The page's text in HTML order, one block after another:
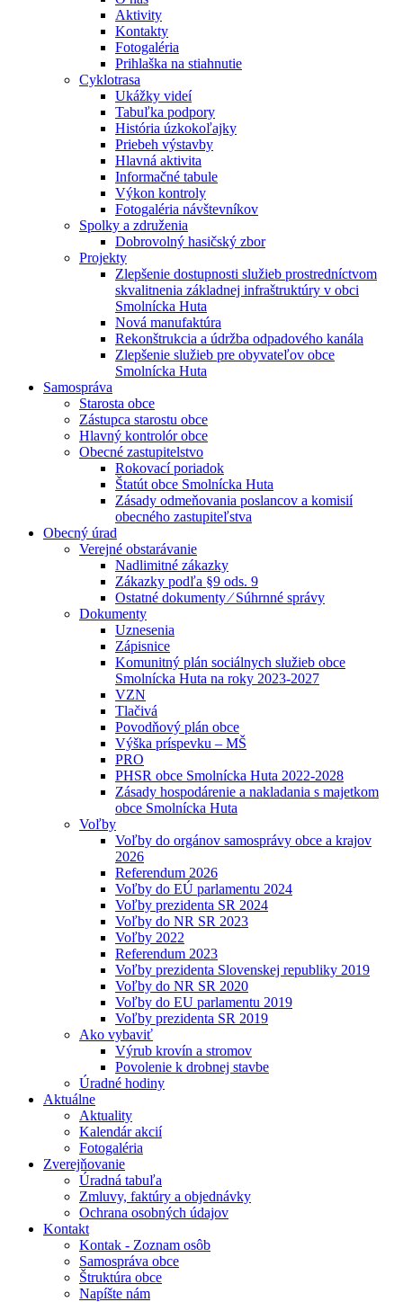
Aktivity
Kontakty
Fotogaléria
Prihlaška na stiahnutie
Cyklotrasa
Ukážky videí
Tabuľka podpory
História úzkokoľajky
Priebeh výstavby
Hlavná aktivita
Informačné tabule
Výkon kontroly
Fotogaléria návštevníkov
Spolky a združenia
Dobrovolný hasičský zbor
Projekty
Zlepšenie dostupnosti služieb prostredníctvom
skvalitnenia základnej infraštruktúry v obci
Smolnícka Huta
Nová manufaktúra
Rekonštrukcia a údržba odpadového kanála
Zlepšenie služieb pre obyvateľov obce
Smolnícka Huta
Samospráva
Starosta obce
Zástupca starostu obce
Hlavný kontrolór obce
Obecné zastupitelstvo
Rokovací poriadok
Štatút obce Smolnícka Huta
Zásady odmeňovania poslancov a komisií
obecného zastupiteľstva
Obecný úrad
Verejné obstarávanie
Nadlimitné zákazky
Zákazky podľa §9 ods. 9
Ostatné dokumenty ⁄ Súhrnné správy
Dokumenty
Uznesenia
Zápisnice
Komunitný plán sociálnych služieb obce
Smolnícka Huta na roky 2023-2027
VZN
Tlačivá
Povodňový plán obce
Výška príspevku – MŠ
PRO
PHSR obce Smolnícka Huta 2022-2028
Zásady hospodárenie a nakladania s majetkom
obce Smolnícka Huta
Voľby
Voľby do orgánov samosprávy obce a krajov
2026
Referendum 2026
Voľby do EÚ parlamentu 2024
Voľby prezidenta SR 2024
Voľby do NR SR 2023
Voľby 2022
Referendum 2023
Voľby prezidenta Slovenskej republiky 2019
Voľby do NR SR 2020
Voľby do EU parlamentu 2019
Voľby prezidenta SR 2019
Ako vybaviť
Výrub krovín a stromov
Povolenie k drobnej stavbe
Úradné hodiny
Aktuálne
Aktuality
Kalendár akcií
Fotogaléria
Zverejňovanie
Úradná tabuľa
Zmluvy, faktúry a objednávky
Ochrana osobných údajov
Kontakt
Kontak - Zoznam osôb
Samospráva obce
Štruktúra obce
Napíšte nám